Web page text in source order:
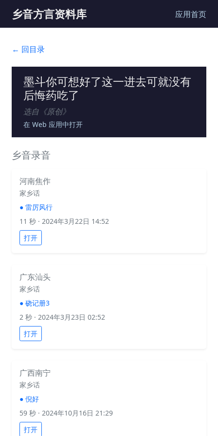
乡音方言资料库 应用首页
← 回目录
墨斗你可想好了这一进去可就没有
后悔药吃了
选自《原创》
在 Web 应用中打开
乡音录音
河南焦作
家乡话
● 雷厉风行
11 秒 · 2024年3月22日 14:52
打开
广东汕头
家乡话
● 硗记册3
2 秒 · 2024年3月23日 02:52
打开
广西南宁
家乡话
● 倪好
59 秒 · 2024年10月16日 21:29
打开